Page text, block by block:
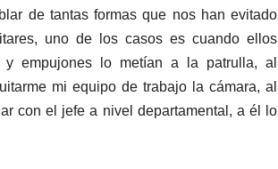
de tantas formas que nos han evitado
uno de los casos es cuando ellos
empujones lo metían a la patrulla, al
mi equipo de trabajo la cámara, al
con el jefe a nivel departamental, a él lo